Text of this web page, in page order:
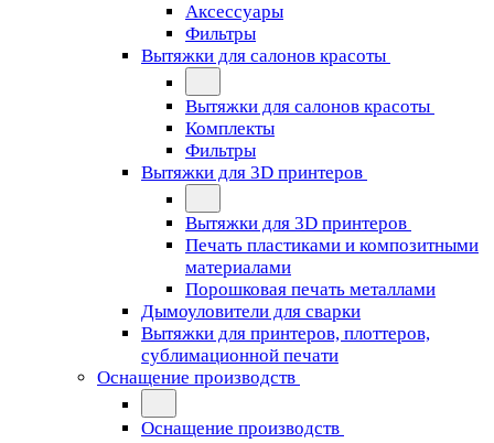
Аксессуары
Фильтры
Вытяжки для салонов красоты
Вытяжки для салонов красоты
Комплекты
Фильтры
Вытяжки для 3D принтеров
Вытяжки для 3D принтеров
Печать пластиками и композитными
материалами
Порошковая печать металлами
Дымоуловители для сварки
Вытяжки для принтеров, плоттеров,
сублимационной печати
Оснащение производств
Оснащение производств